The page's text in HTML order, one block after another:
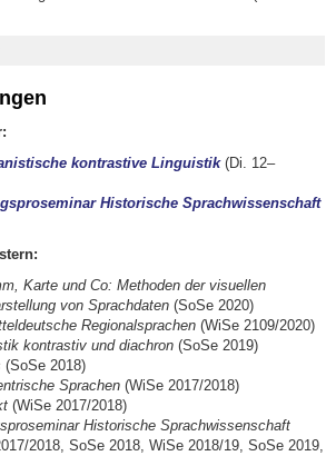
kontrastive Linguistik (Di. 12–
Historische Sprachwissenschaft
Karte und Co: Methoden der visuellen
von Sprachdaten(SoSe 2020)
Regionalsprachen(WiSe 2109/2020)
kontrastiv und diachron (SoSe 2019)
(SoSe 2018)
Sprachen (WiSe 2017/2018)
(WiSe 2017/2018)
Historische Sprachwissenschaft
2018, SoSe 2018, WiSe 2018/19, SoSe 2019,